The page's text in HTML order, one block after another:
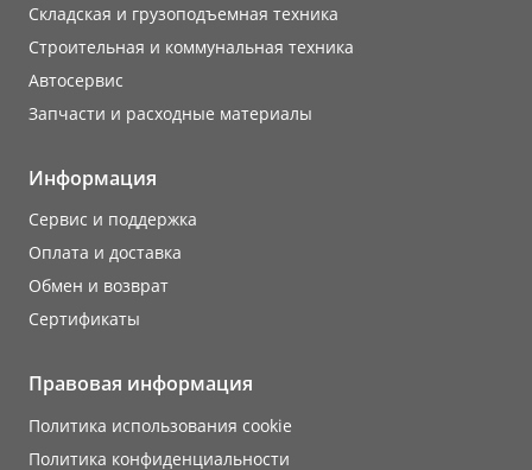
Складская и грузоподъемная техника
Строительная и коммунальная техника
Автосервис
Запчасти и расходные материалы
Информация
Сервис и поддержка
Оплата и доставка
Обмен и возврат
Сертификаты
Правовая информация
Политика использования cookie
Политика конфиденциальности